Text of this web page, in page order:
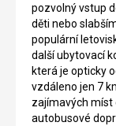
pozvolný vstup
děti nebo
populární
další ubytovací
která je opticky
vzdáleno jen 7
zajímavých míst
autobusové